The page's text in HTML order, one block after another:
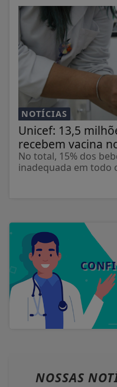
NOTÍCIAS
Unicef: 13,5
recebem vacina
No total, 15% dos
inadequada em todo
NOSSAS